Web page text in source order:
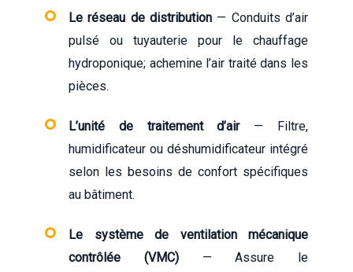
Le réseau de distribution — Conduits d’air
pulsé ou tuyauterie pour le chauffage
hydroponique; achemine l’air traité dans les
pièces.
L’unité de traitement d’air— Filtre,
humidificateur ou déshumidificateur intégré
selon les besoins de confort spécifiques
au bâtiment.
Le système de ventilation mécanique
contrôlée (VMC)— Assure le